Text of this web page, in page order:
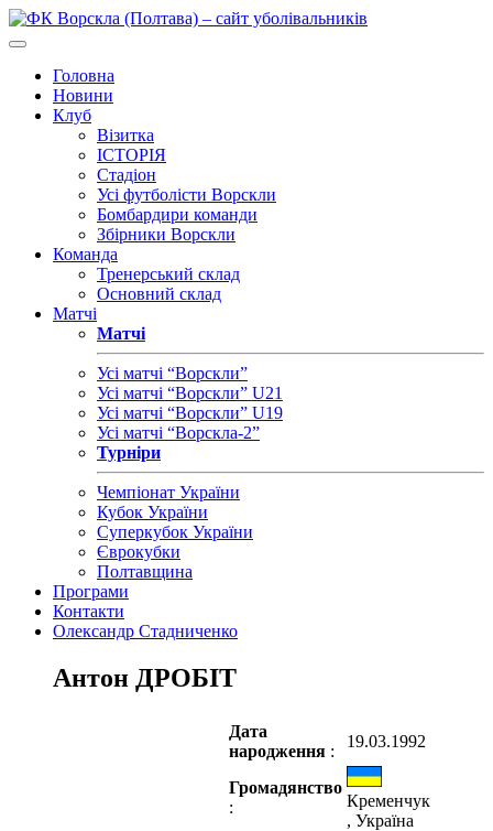
Головна
Новини
Клуб
Візитка
ІСТОРІЯ
Стадіон
Усі футболісти Ворскли
Бомбардири команди
Збірники Ворскли
Команда
Тренерський склад
Основний склад
Матчі
Матчі
Усі матчі “Ворскли”
Усі матчі “Ворскли” U21
Усі матчі “Ворскли” U19
Усі матчі “Ворскла-2”
Турніри
Чемпіонат України
Кубок України
Суперкубок України
Єврокубки
Полтавщина
Програми
Контакти
Олександр Стадниченко
Антон ДРОБІТ
Дата
народження :
19.03.1992
Громадянство
:
Кременчук
, Україна